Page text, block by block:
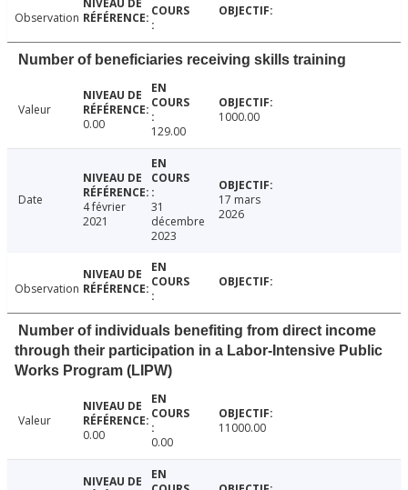
Observation
Number of beneficiaries receiving skills training
Valeur
0.00
129.00
1000.00
Date
4 février
2021
31
décembre
2023
17 mars
2026
Observation
Number of individuals benefiting from direct income
through their participation in a Labor-Intensive Public
Works Program (LIPW)
Valeur
0.00
0.00
11000.00